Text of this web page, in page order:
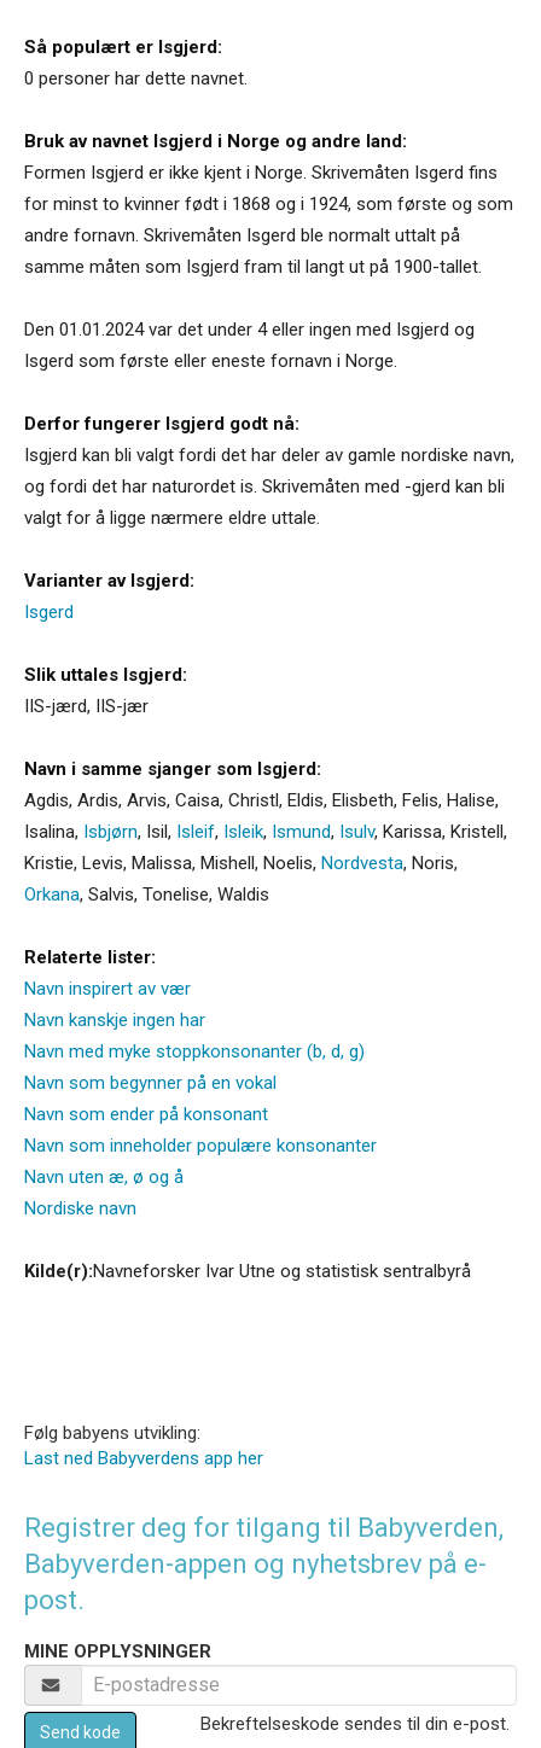
Så populært er Isgjerd:
0 personer har dette navnet.
Bruk av navnet Isgjerd i Norge og andre land:
Formen Isgjerd er ikke kjent i Norge. Skrivemåten Isgerd fins
for minst to kvinner født i 1868 og i 1924, som første og som
andre fornavn. Skrivemåten Isgerd ble normalt uttalt på
samme måten som Isgjerd fram til langt ut på 1900-tallet.
Den 01.01.2024 var det under 4 eller ingen med Isgjerd og
Isgerd som første eller eneste fornavn i Norge.
Derfor fungerer Isgjerd godt nå:
Isgjerd kan bli valgt fordi det har deler av gamle nordiske navn,
og fordi det har naturordet is. Skrivemåten med -gjerd kan bli
valgt for å ligge nærmere eldre uttale.
Varianter av Isgjerd:
Isgerd
Slik uttales Isgjerd:
IIS-jærd, IIS-jær
Navn i samme sjanger som Isgjerd:
Agdis, Ardis, Arvis, Caisa, Christl, Eldis, Elisbeth, Felis, Halise,
Isalina, Isbjørn, Isil, Isleif, Isleik, Ismund, Isulv, Karissa, Kristell,
Kristie, Levis, Malissa, Mishell, Noelis, Nordvesta, Noris,
Orkana, Salvis, Tonelise, Waldis
Relaterte lister:
Navn inspirert av vær
Navn kanskje ingen har
Navn med myke stoppkonsonanter (b, d, g)
Navn som begynner på en vokal
Navn som ender på konsonant
Navn som inneholder populære konsonanter
Navn uten æ, ø og å
Nordiske navn
Kilde(r):Navneforsker Ivar Utne og statistisk sentralbyrå
Følg babyens utvikling:
Last ned Babyverdens app her
Registrer deg for tilgang til Babyverden,
Babyverden-appen og nyhetsbrev på e-
post.
MINE OPPLYSNINGER
Send kode Bekreftelseskode sendes til din e-post.